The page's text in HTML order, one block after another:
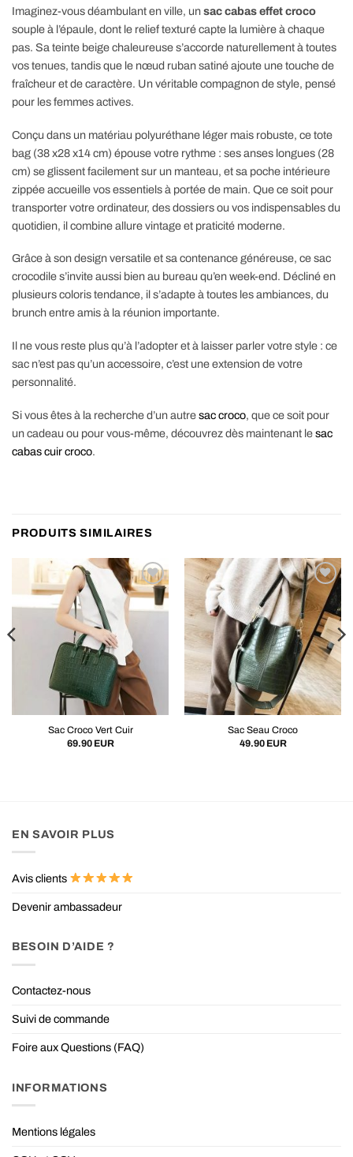
Imaginez-vous déambulant en ville, unsac cabas effet croco
souple à l’épaule, dont le relief texturé capte la lumière à chaque
pas. Sa teinte beige chaleureuse s’accorde naturellement à toutes
vos tenues, tandis que le nœud ruban satiné ajoute une touche de
fraîcheur et de caractère. Un véritable compagnon de style, pensé
pour les femmes actives.
Conçu dans un matériau polyuréthane léger mais robuste, ce tote
bag (38 x28 x14 cm) épouse votre rythme : ses anses longues (28
cm) se glissent facilement sur un manteau, et sa poche intérieure
zippée accueille vos essentiels à portée de main. Que ce soit pour
transporter votre ordinateur, des dossiers ou vos indispensables du
quotidien, il combine allure vintage et praticité moderne.
Grâce à son design versatile et sa contenance généreuse, ce sac
crocodile s’invite aussi bien au bureau qu’en week-end. Décliné en
plusieurs coloris tendance, il s’adapte à toutes les ambiances, du
brunch entre amis à la réunion importante.
Il ne vous reste plus qu’à l’adopter et à laisser parler votre style : ce
sac n’est pas qu’un accessoire, c’est une extension de votre
personnalité.
Si vous êtes à la recherche d’un autresac croco, que ce soit pour
un cadeau ou pour vous-même, découvrez dès maintenant lesac
cabas cuir croco.
PRODUITS SIMILAIRES
Sac Croco Vert Cuir
69.90 EUR
Sac Seau Croco
49.90 EUR
EN SAVOIR PLUS
Avis clients
Devenir ambassadeur
BESOIN D’AIDE ?
Contactez-nous
Suivi de commande
Foire aux Questions (FAQ)
INFORMATIONS
Mentions légales